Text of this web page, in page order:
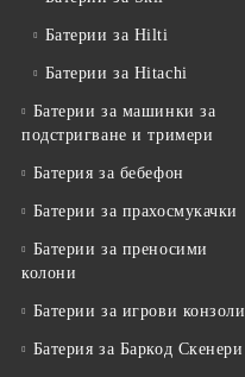
Батерии за Hilti
Батерии за Hitachi
Батерии за машинки за
подстригване и тримери
Батерия за бебефон
Батерии за прахосмукачки
Батерии за преносими
колони
Батерии за игрови конзоли
Батерия за Баркод Скенери